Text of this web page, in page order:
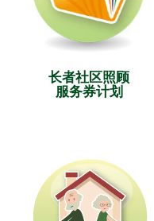
长者社区照顾
服务券计划